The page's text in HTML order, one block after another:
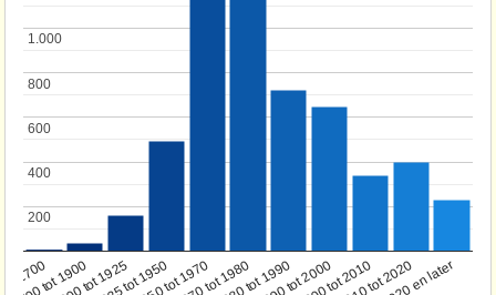
1700
1700 tot 1900
1900 tot 19251925 tot 19501950 tot 19701970 tot 19801980 tot 19901990 tot 20002000 tot 20102010 tot 20202020 en later
200
200
400
400
600
600
800
800
1.000
1.000